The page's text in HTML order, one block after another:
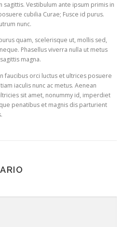
Vestibulum ante ipsum primis in
cubilia Curae; Fusce id purus.
nunc.
quam, scelerisque ut, mollis sed,
Phasellus viverra nulla ut metus
magna.
faucibus orci luctus et ultrices posuere
iaculis nunc ac metus. Aenean
sit amet, nonummy id, imperdiet
penatibus et magnis dis parturient